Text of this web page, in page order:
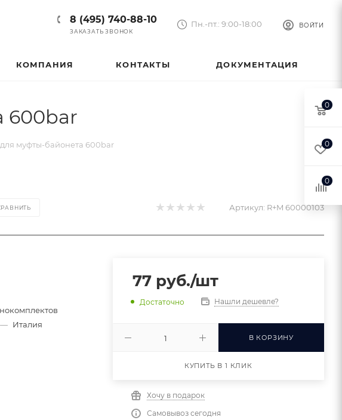
ВОЙТИ
8 (495) 740-88-10
ЗАКАЗАТЬ ЗВОНОК
Пн.-пт.: 9:00-18:00
КОМПАНИЯ КОНТАКТЫ ДОКУМЕНТАЦИЯ
600bar
муфты-байонета 600bar
Артикул: R+M 60000103
— Италия
77руб./шт
Достаточно Нашли дешевле?
В КОРЗИНУ
КУПИТЬ В 1 КЛИК
Хочу в подарок
Самовывоз сегодня
0
0
0